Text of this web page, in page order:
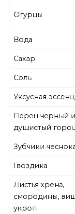
Огурцы
Вода
Сахар
Соль
Уксусная
Перец черный и
душистый
Зубчики
Гвоздика
Листья хрена,
смородины,
укроп